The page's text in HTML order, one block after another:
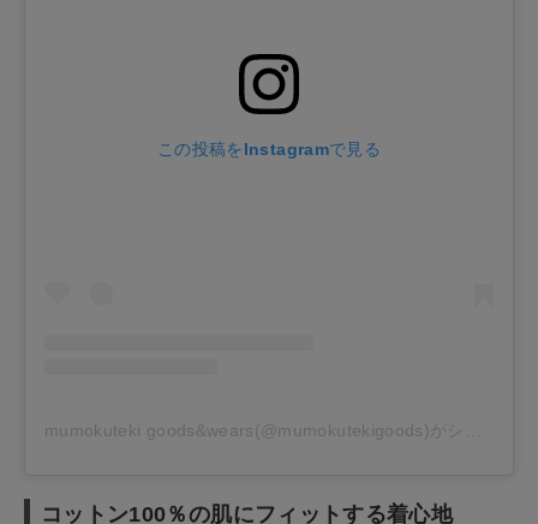
この投稿をInstagramで見る
mumokuteki goods&wears(@mumokutekigoods)がシェアした投稿
コットン100％の肌にフィットする着心地